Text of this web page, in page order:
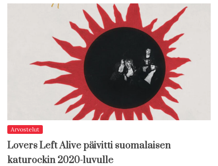
Arvostelut
Lovers Left Alive päivitti suomalaisen
katurockin 2020-luvulle